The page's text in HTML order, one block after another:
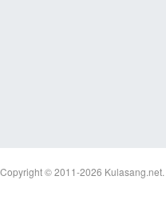
Copyright © 2011-2026 Kulasang.net.